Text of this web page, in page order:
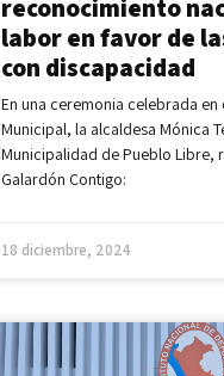
reconocimiento
labor en favor de
con discapacidad
En una ceremonia celebrada en
Municipal, la alcaldesa Mónica
Municipalidad de Pueblo Libre,
Galardón Contigo:
18 diciembre, 2024